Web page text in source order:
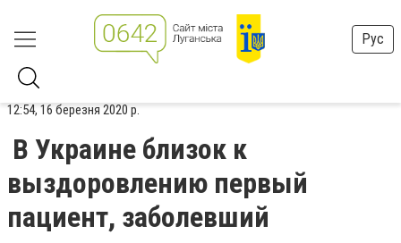
Рус
12:54, 16 березня 2020 р.
В Украине близок к
выздоровлению первый
пациент, заболевший